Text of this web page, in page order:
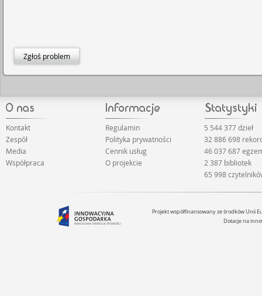
Zgłoś problem
Kontakt
Zespół
Media
Współpraca
Regulamin
Polityka prywatności
Cennik usług
O projekcie
5 544 377 dzieł
32 886 698
46 037 687
2 387 bibliotek
65 998
Projekt współfinansowany ze środków Unii
Dotacje na